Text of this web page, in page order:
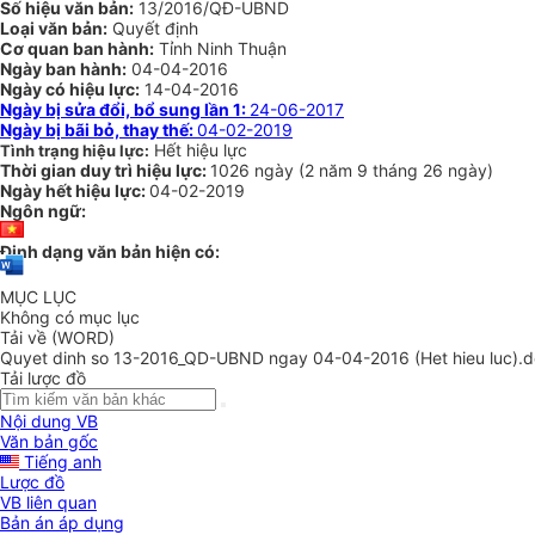
Số hiệu văn bản: 13/2016/QĐ-UBND
Loại văn bản: Quyết định
Cơ quan ban hành: Tỉnh Ninh Thuận
Ngày ban hành: 04-04-2016
Ngày có hiệu lực: 14-04-2016
Ngày bị sửa đổi, bổ sung lần 1: 24-06-2017
Ngày bị bãi bỏ, thay thế:04-02-2019
Tình trạng hiệu lực: Hết hiệu lực
Thời gian duy trì hiệu lực: 1026 ngày (2 năm 9 tháng 26 ngày)
Ngày hết hiệu lực:04-02-2019
Ngôn ngữ:
Định dạng văn bản hiện có:
MỤC LỤC
Không có mục lục
Tải về (WORD)
Quyet dinh so 13-2016_QD-UBND ngay 04-04-2016 (Het hieu
Tải lược đồ
Nội dung VB
Văn bản gốc
Tiếng anh
Lược đồ
VB liên quan
Bản án áp dụng